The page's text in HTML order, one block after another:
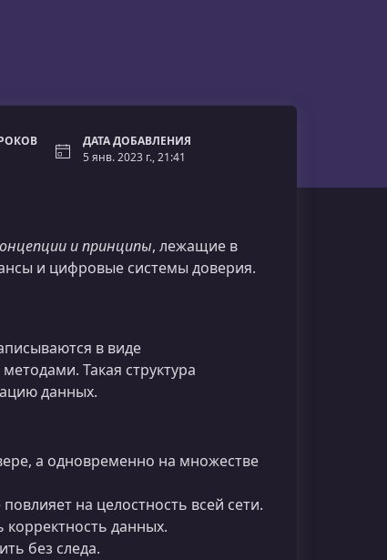
ДАТА ДОБАВЛЕНИЯ
5 янв. 2023 г., 21:41
и принципы, лежащие в
и цифровые системы доверия.
в виде
Такая структура
данных.
а одновременно на множестве
на целостность всей сети.
данных.
без следа.